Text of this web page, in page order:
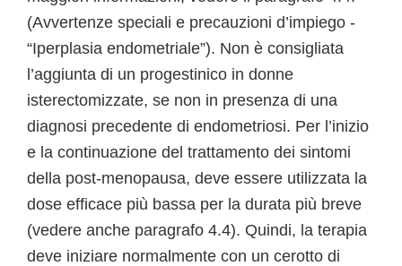
(Avvertenze speciali e precauzioni d’impiego -
“Iperplasia endometriale”). Non è consigliata
l’aggiunta di un progestinico in donne
isterectomizzate, se non in presenza di una
diagnosi precedente di endometriosi. Per l’inizio
e la continuazione del trattamento dei sintomi
della post-menopausa, deve essere utilizzata la
dose efficace più bassa per la durata più breve
(vedere anche paragrafo 4.4). Quindi, la terapia
deve iniziare normalmente con un cerotto di